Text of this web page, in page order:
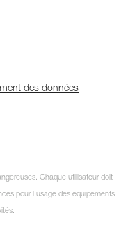
des données
Chaque utilisateur doit
pour l’usage des équipements